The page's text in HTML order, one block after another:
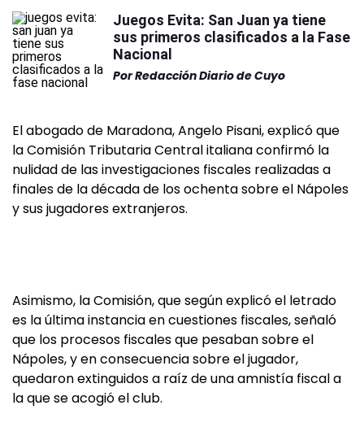
Juegos Evita: San Juan ya tiene
sus primeros clasificados a la Fase
Nacional
PorRedacción Diario de Cuyo
El abogado de Maradona, Angelo Pisani, explicó que
la Comisión Tributaria Central italiana confirmó la
nulidad de las investigaciones fiscales realizadas a
finales de la década de los ochenta sobre el Nápoles
y sus jugadores extranjeros.
Asimismo, la Comisión, que según explicó el letrado
es la última instancia en cuestiones fiscales, señaló
que los procesos fiscales que pesaban sobre el
Nápoles, y en consecuencia sobre el jugador,
quedaron extinguidos a raíz de una amnistía fiscal a
la que se acogió el club.